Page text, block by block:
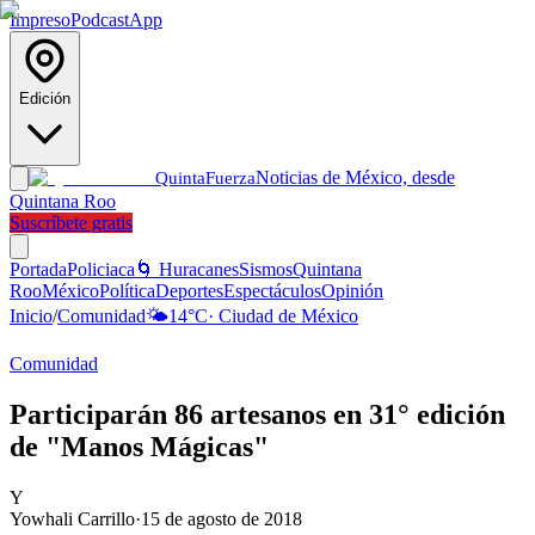
ImpresoPodcastApp
Edición
QuintaFuerzaNoticias de México, desde
Quintana Roo
Suscríbete gratis
PortadaPoliciaca 🌀 HuracanesSismosQuintana
RooMéxicoPolíticaDeportesEspectáculosOpinión
Inicio/Comunidad🌤️14°C· Ciudad de México
Comunidad
Participarán 86 artesanos en 31° edición
de "Manos Mágicas"
Y
Yowhali Carrillo·15 de agosto de 2018